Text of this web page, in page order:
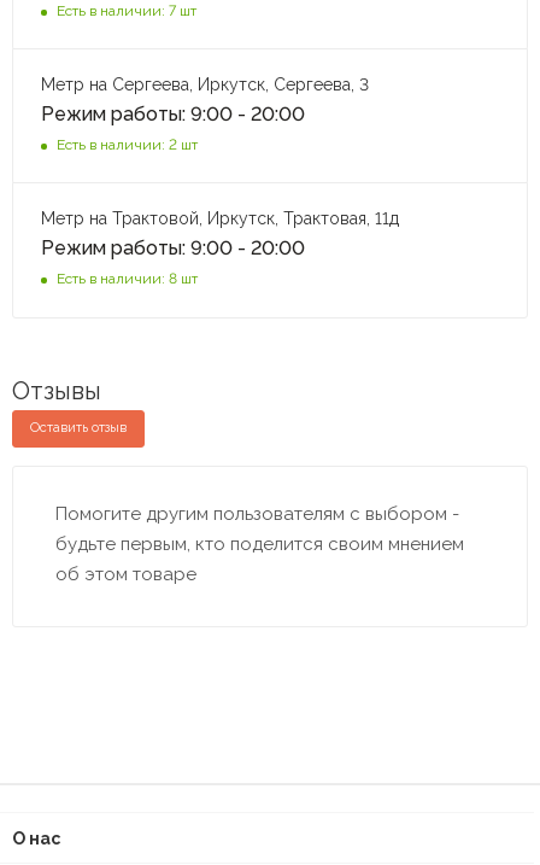
Есть в наличии: 7 шт
Метр на Сергеева, Иркутск, Сергеева, 3
Режим работы: 9:00 - 20:00
Есть в наличии: 2 шт
Метр на Трактовой, Иркутск, Трактовая, 11д
Режим работы: 9:00 - 20:00
Есть в наличии: 8 шт
Отзывы
Оставить отзыв
Помогите другим пользователям с выбором -
будьте первым, кто поделится своим мнением
об этом товаре
О нас